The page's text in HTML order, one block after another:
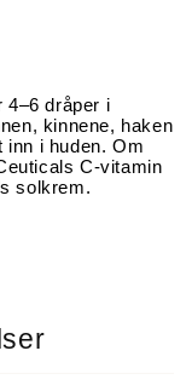
4–6 dråper i
kinnene, haken
inn i huden. Om
C-vitamin
solkrem.